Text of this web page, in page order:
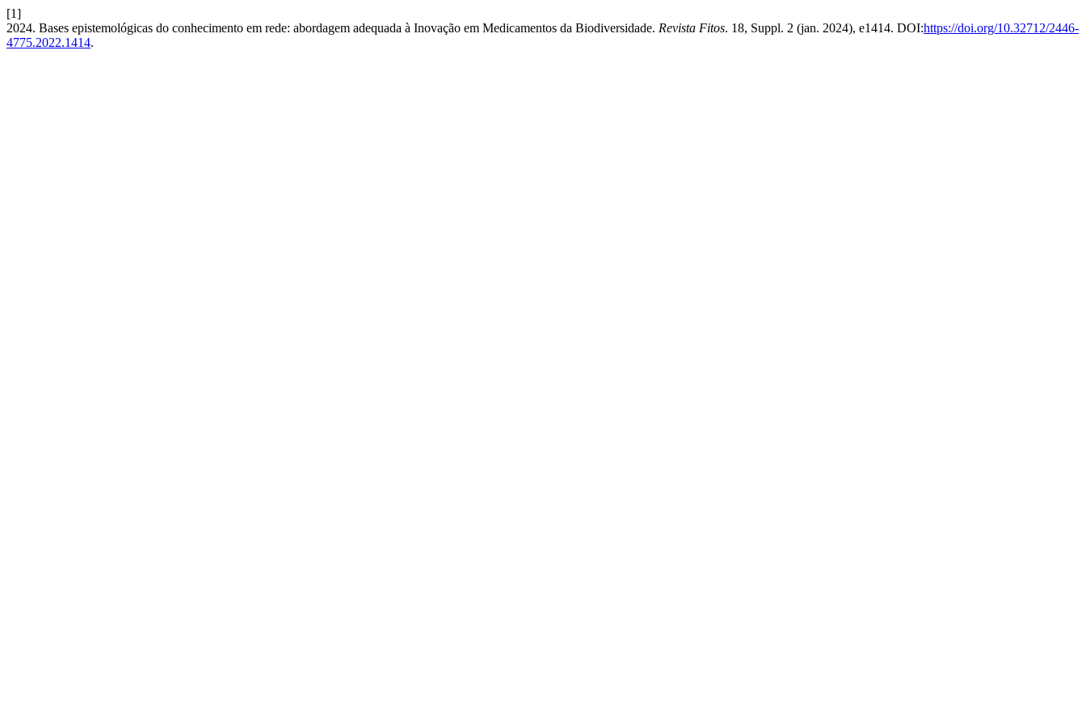
[1]
2024. Bases epistemológicas do conhecimento em rede: abordagem adequada à Inovação em Medicamentos da Biodiversidade. Revista Fitos. 18, Suppl. 2 (jan. 2024), e1414. DOI:https://doi.org/10.32712/2446-
4775.2022.1414.